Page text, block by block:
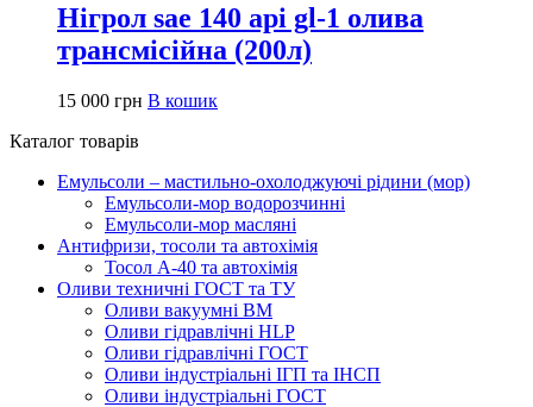
Нігрол sae 140 api gl-1 олива
трансмісійна (200л)
15 000 грн В кошик
Каталог товарів
Емульсоли – мастильно-охолоджуючі рідини (мор)
Емульсоли-мор водорозчинні
Емульсоли-мор масляні
Антифризи, тосоли та автохімія
Тосол А-40 та автохімія
Оливи техничні ГОСТ та ТУ
Оливи вакуумні ВМ
Оливи гідравлічні HLP
Оливи гідравлічні ГОСТ
Оливи індустріальні ІГП та ІНСП
Оливи індустріальні ГОСТ